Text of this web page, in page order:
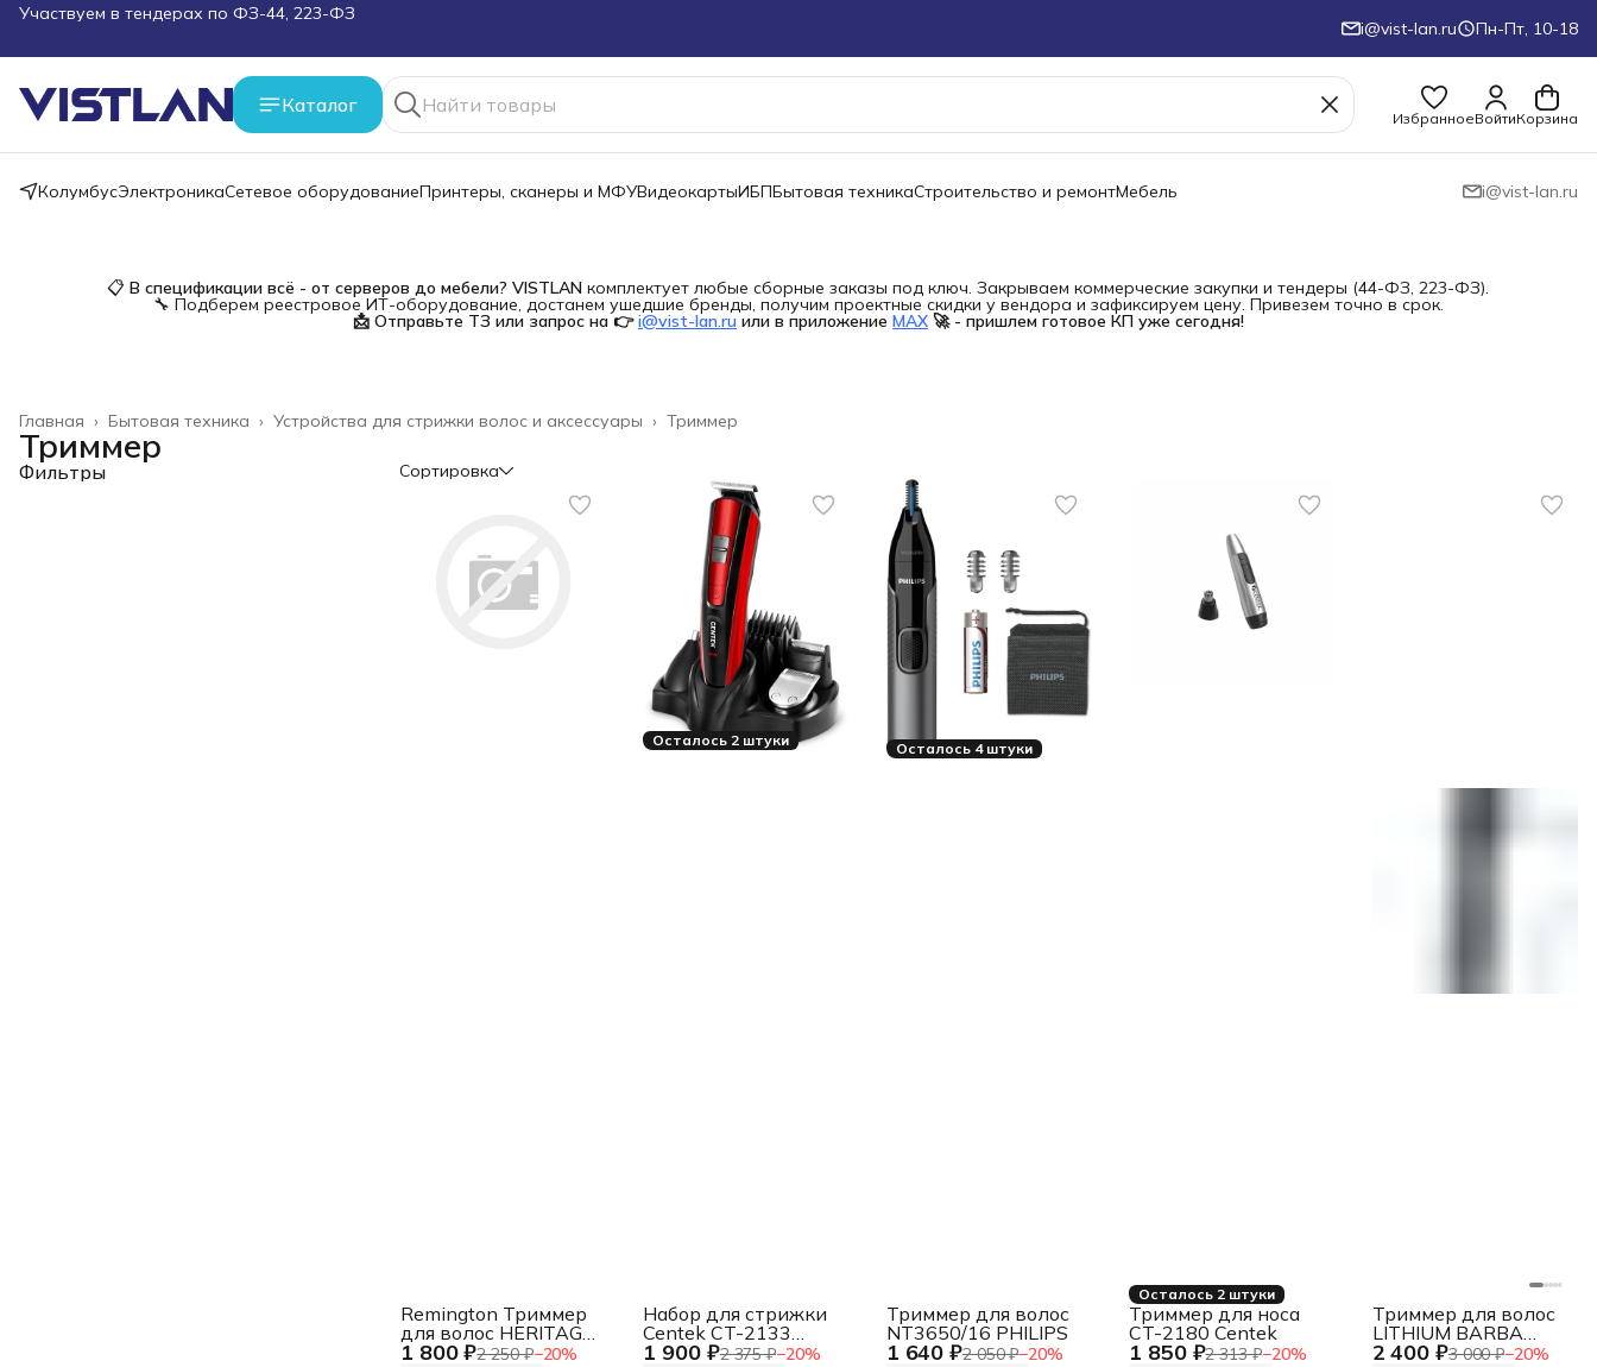
Поможем подобрать оборудование под ТЗ
Пуско-наладочные работы
Более 100 000 позиций в наличии и под заказ
i@vist-lan.ru Пн-Пт, 10-18
Каталог
ИзбранноеВойтиКорзина
КолумбусЭлектроникаСетевое оборудованиеПринтеры, сканеры и МФУВидеокартыИБПБытовая техникаСтроительство и ремонтМебель i@vist-lan.ru
📋В спецификации всё - от серверов до мебели? VISTLAN комплектует любые сборные заказы под ключ. Закрываем коммерческие закупки и тендеры (44-ФЗ, 223-ФЗ).
🔧 Подберем реестровое ИТ-оборудование, достанем ушедшие бренды, получим проектные скидки у вендора и зафиксируем цену. Привезем точно в срок.
📩 Отправьте ТЗ или запрос на 👉 i@vist-lan.ru или в приложение MAX 🚀 - пришлем готовое КП уже сегодня!
Триммер
Устройства для стрижки волос и аксессуары ›
Бытовая техника ›
Главная ›
Триммер
Фильтры Сортировка
1 800 ₽2 250 ₽−20%
Remington Триммер
для волос HERITAGE
FOLD OUT MPT1000
Осталось 2 штуки
1 900 ₽2 375 ₽−20%
Набор для стрижки
Centek CT-2133
(красный) 4 насадки,
Осталось 4 штуки
1 640 ₽2 050 ₽−20%
Триммер для волос
NT3650/16 PHILIPS
Осталось 2 штуки
1 850 ₽2 313 ₽−20%
Триммер для носа
CT-2180 Centek
2 400 ₽3 000 ₽−20%
Триммер для волос
LITHIUM BARBA
BEARD MB350L